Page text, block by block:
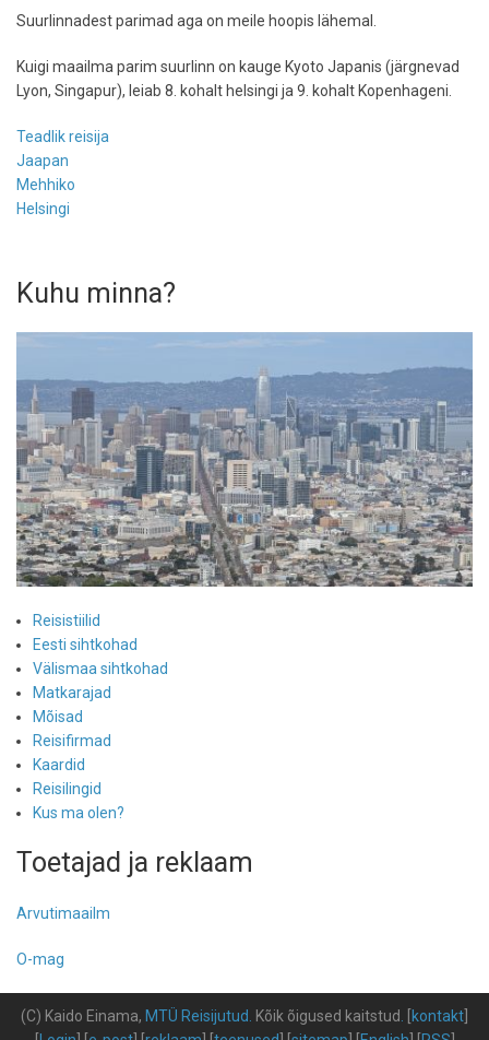
Suurlinnadest parimad aga on meile hoopis lähemal.
Kuigi maailma parim suurlinn on kauge Kyoto Japanis (järgnevad
Lyon, Singapur), leiab 8. kohalt helsingi ja 9. kohalt Kopenhageni.
Teadlik reisija
Jaapan
Mehhiko
Helsingi
Kuhu minna?
Reisistiilid
Eesti sihtkohad
Välismaa sihtkohad
Matkarajad
Mõisad
Reisifirmad
Kaardid
Reisilingid
Kus ma olen?
Toetajad ja reklaam
Arvutimaailm
O-mag
(C) Kaido Einama, MTÜ Reisijutud. Kõik õigused kaitstud. kontakt